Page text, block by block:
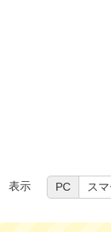
表示 PC ス